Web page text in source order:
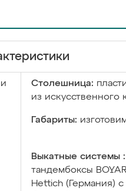
Столешница:
из
Габариты:
Выкатные системы :
тандембоксы
Hettich (Германия)